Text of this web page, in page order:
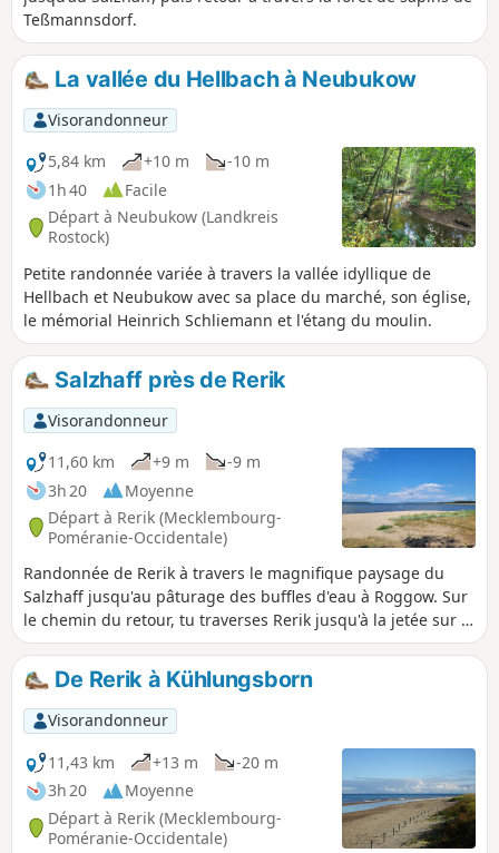
Teßmannsdorf.
La vallée du Hellbach à Neubukow
Visorandonneur
5,84 km
+10 m
-10 m
1h 40
Facile
Départ à Neubukow (Landkreis
Rostock)
Petite randonnée variée à travers la vallée idyllique de
Hellbach et Neubukow avec sa place du marché, son église,
le mémorial Heinrich Schliemann et l'étang du moulin.
Salzhaff près de Rerik
Visorandonneur
11,60 km
+9 m
-9 m
3h 20
Moyenne
Départ à Rerik (Mecklembourg-
Poméranie-Occidentale)
Randonnée de Rerik à travers le magnifique paysage du
Salzhaff jusqu'au pâturage des buffles d'eau à Roggow. Sur
le chemin du retour, tu traverses Rerik jusqu'à la jetée sur la
mer Baltique et passes devant l'église pour revenir au
parking.De Rerik à Kühlungsborn
Visorandonneur
11,43 km
+13 m
-20 m
3h 20
Moyenne
Départ à Rerik (Mecklembourg-
Poméranie-Occidentale)